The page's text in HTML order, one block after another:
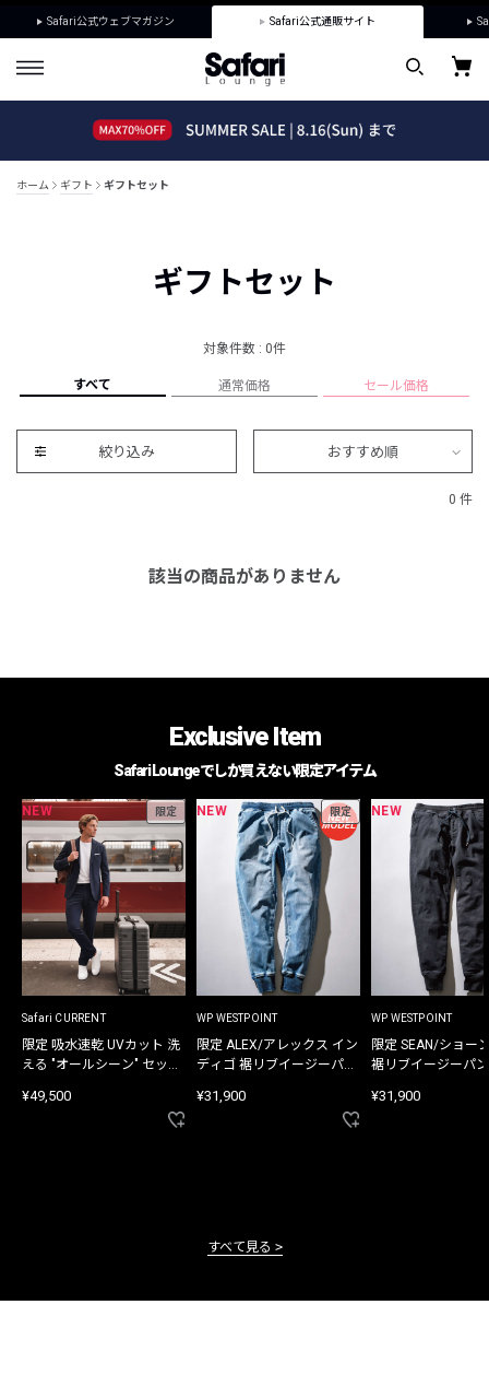
Safari公式ウェブマガジン Safari公式通販サイト
ホーム ギフト ギフトセット
ギフトセット
対象件数 : 0件
すべて 通常価格 セール価格
絞り込み おすすめ順
0 件
該当の商品がありません
Exclusive Item
Safari Loungeでしか買えない限定アイテム
NEW 限定
Safari CURRENT
限定 吸水速乾 UVカット 洗
える "オールシーン" セット
¥49,500
NEW 限定
WP WESTPOINT
限定 ALEX/アレックス イン
ディゴ 裾リブイージーパン
¥31,900
NEW
WP WESTPOINT
限定 SEAN/ショー
裾リブイージーパ
¥31,900
すべて見る